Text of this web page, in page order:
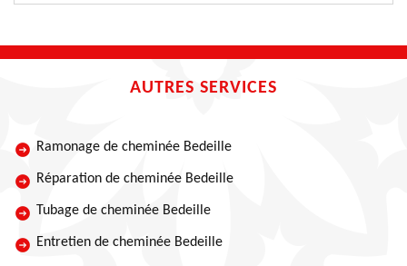
AUTRES SERVICES
Ramonage de cheminée Bedeille
Réparation de cheminée Bedeille
Tubage de cheminée Bedeille
Entretien de cheminée Bedeille